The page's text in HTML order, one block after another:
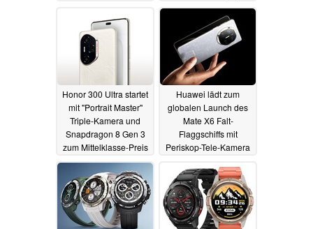
02.12.2024
Honor 300 Ultra startet
mit "Portrait Master"
Triple-Kamera und
Snapdragon 8 Gen 3
zum Mittelklasse-Preis
02.12.2024
Huawei lädt zum
globalen Launch des
Mate X6 Falt-
Flaggschiffs mit
Periskop-Tele-Kamera